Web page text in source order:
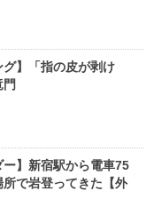
グ】「指の皮が剥け
ー】新宿駅から電車75
で岩登ってきた【外